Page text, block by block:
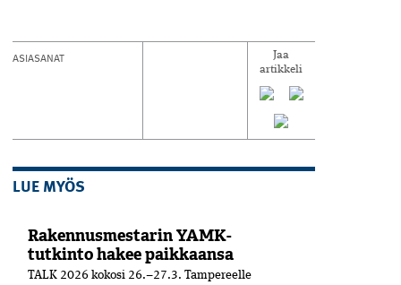
ASIASANAT
Jaa
artikkeli
LUE MYÖS
Rakennusmestarin YAMK-
tutkinto hakee paikkaansa
TALK 2026 kokosi 26.–27.3. Tampereelle